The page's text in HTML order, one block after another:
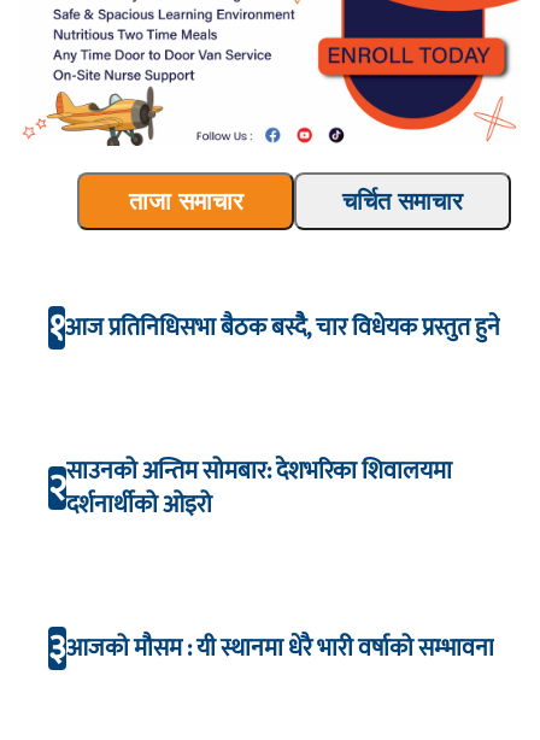
ताजा समाचार चर्चित समाचार
१आज प्रतिनिधिसभा बैठक बस्दैै, चार विधेयक प्रस्तुत हुने
२साउनको अन्तिम सोमबार: देशभरिका शिवालयमा
दर्शनार्थीको ओइरो
३आजको मौसम : यी स्थानमा धेरै भारी वर्षाको सम्भावना